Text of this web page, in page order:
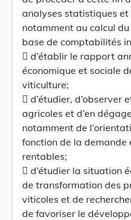
analyses statistiques et
notamment au calcul
base de comptabilités
 d’établir le rapport
économique et sociale
viticulture;
 d’étudier, d’observer
agricoles et d’en
notamment de
fonction de la demande
rentables;
 d’étudier la situation
de transformation des
viticoles et de
de favoriser le